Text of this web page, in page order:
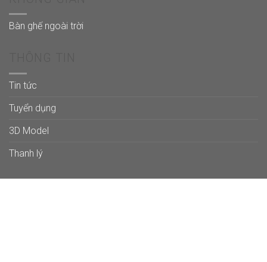
Bàn ghế ngoài trời
Tin tức
Tuyển dụng
3D Model
Thanh lý